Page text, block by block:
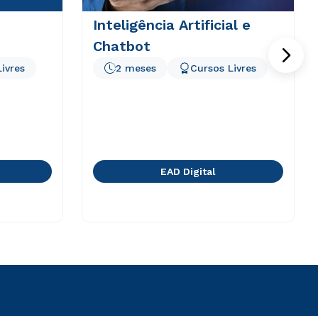
Inteligência Artificial e
Chatbot
2 meses Cursos Livres
EAD Digital